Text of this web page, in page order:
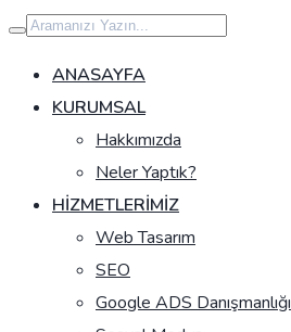
İçeriğe
geç
ANASAYFA
KURUMSAL
Hakkımızda
Neler Yaptık?
HIZMETLERIMIZ
Web Tasarım
SEO
Google ADS Danışmanlığı